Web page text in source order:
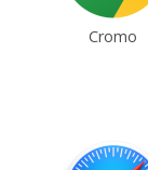
Cromo